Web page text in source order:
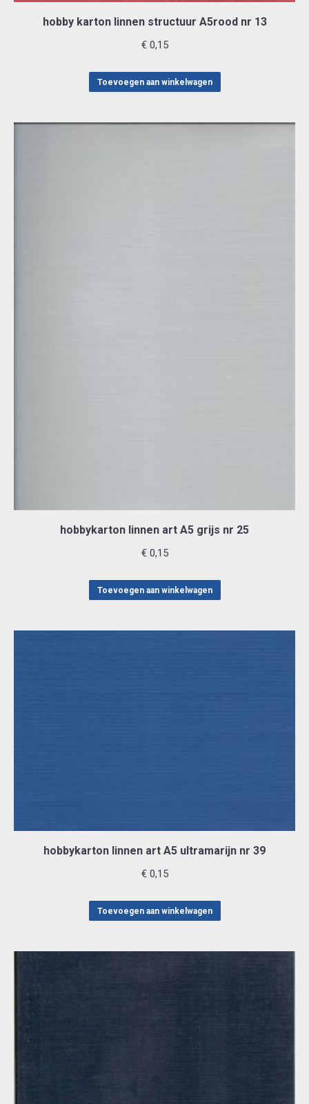
hobby karton linnen structuur A5rood nr 13
€0,15
Toevoegen aan winkelwagen
hobbykarton linnen art A5 grijs nr 25
€0,15
Toevoegen aan winkelwagen
hobbykarton linnen art A5 ultramarijn nr 39
€0,15
Toevoegen aan winkelwagen